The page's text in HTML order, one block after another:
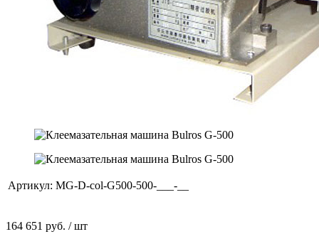
Артикул: MG-D-col-G500-500-___-__
164 651 руб. / шт